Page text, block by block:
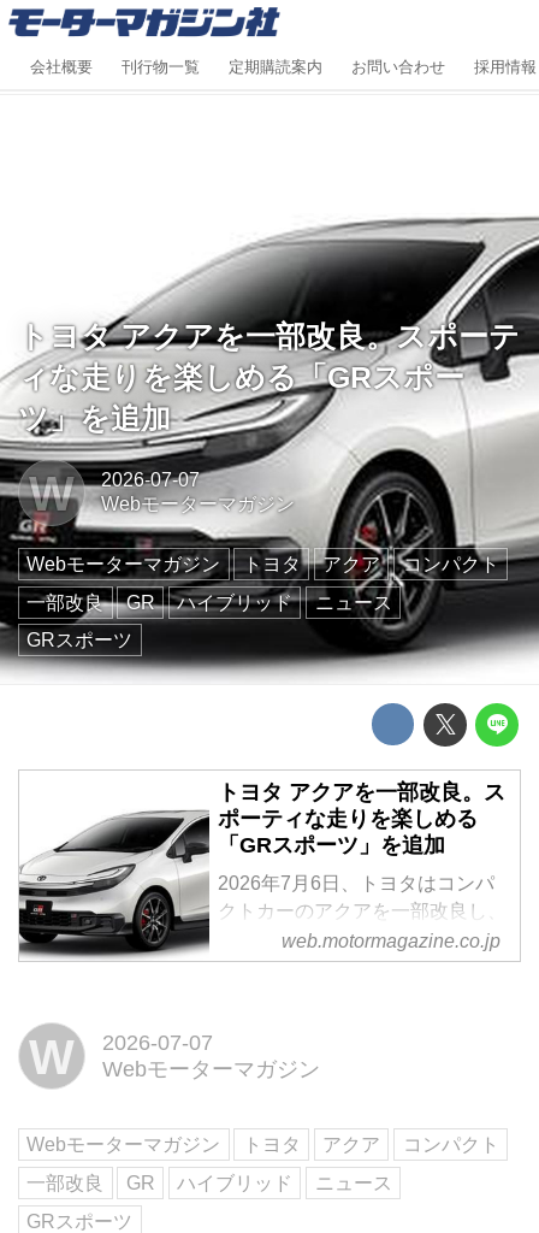
会社概要 刊行物一覧 定期購読案内 お問い合わせ 採用情報
トヨタ アクアを一部改良。スポーテ
ィな走りを楽しめる「GRスポー
ツ」を追加
W
2026-07-07
Webモーターマガジン
Webモーターマガジン トヨタ アクア
コンパクト
一部改良
GR ハイブリッド
ニュース
GRスポーツ
トヨタ アクアを一部改良。ス
ポーティな走りを楽しめる
「GRスポーツ」を追加
2026年7月6日、トヨタはコンパ
クトカーのアクアを一部改良し、
あらたなグレード「GRスポーツ
(SPORT)」を追加して発売した。
web.motormagazine.co.jp
W
2026-07-07
Webモーターマガジン
Webモーターマガジン トヨタ アクア
コンパクト
一部改良
GR ハイブリッド
ニュース
GRスポーツ